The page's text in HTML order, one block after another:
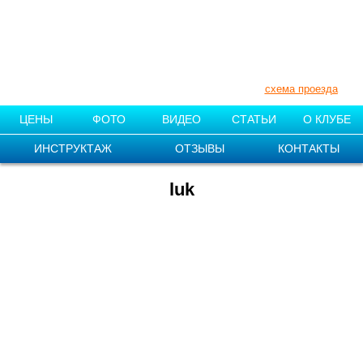
схема проезда
ЦЕНЫ ФОТО ВИДЕО СТАТЬИ О КЛУБЕ
ИНСТРУКТАЖ ОТЗЫВЫ КОНТАКТЫ
luk